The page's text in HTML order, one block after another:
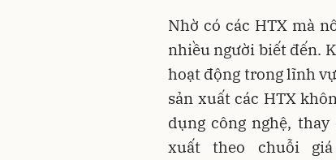
Nhờ có các HTX mà
nhiều người biết đến.
hoạt động trong lĩnh
sản xuất các HTX
dụng công nghệ,
xuất theo chuỗi